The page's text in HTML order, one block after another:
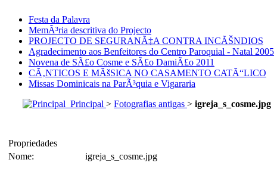
Festa da Palavra
MemÃ³ria descritiva do Projecto
PROJECTO DE SEGURANÃ‡A CONTRA INCÃŠNDIOS
Agradecimento aos Benfeitores do Centro Paroquial - Natal 2005
Novena de SÃ£o Cosme e SÃ£o DamiÃ£o 2011
CÃ‚NTICOS E MÃšSICA NO CASAMENTO CATÃ“LICO
Missas Dominicais na ParÃ³quia e Vigararia
Principal > Fotografias antigas > igreja_s_cosme.jpg
Propriedades
Nome:
igreja_s_cosme.jpg